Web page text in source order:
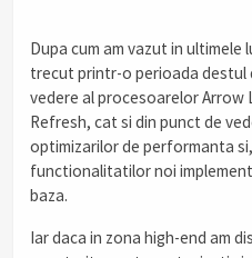
Dupa cum am vazut in
trecut printr-o perioada destul
vedere al procesoarelor Arrow
Refresh, cat si din punct de
optimizarilor de performanta
functionalitatilor noi
baza.
Iar daca in zona high-end am